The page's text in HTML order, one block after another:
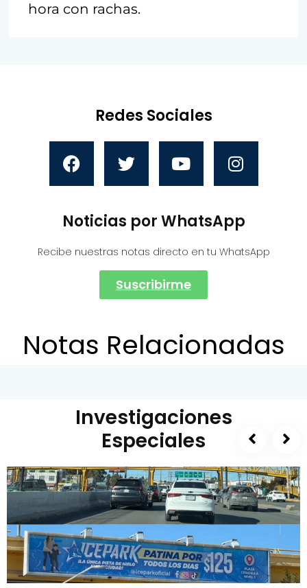
hora con rachas.
Redes Sociales
Noticias por WhatsApp
Recibe nuestras notas directo en tu WhatsApp
Suscribirme
Notas Relacionadas
Investigaciones
Especiales